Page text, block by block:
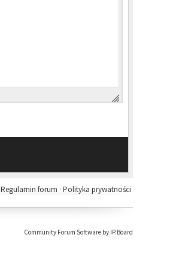
Polityka prywatności
Regulamin forum ·
Community Forum Software by IP.Board